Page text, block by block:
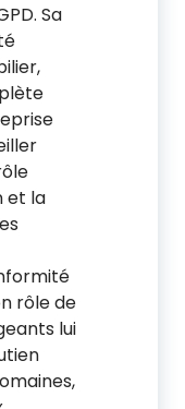
Sa
et la
rôle de
lui